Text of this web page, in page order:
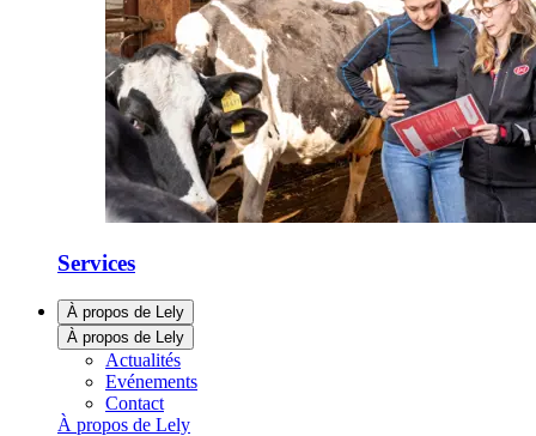
Services
À propos de Lely
À propos de Lely
Actualités
Evénements
Contact
À propos de Lely